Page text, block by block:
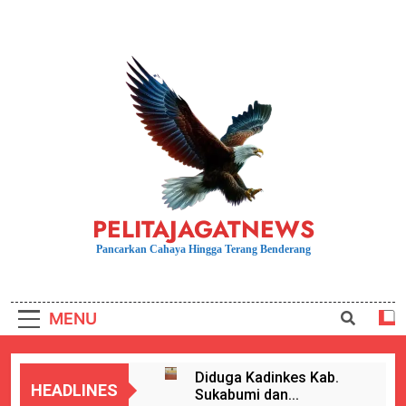
PELITAJAGATNEWS
Pancarkan Cahaya Hingga Terang Benderang
MENU
HEADLINES
Diduga Kadinkes Kab.
Sukabumi dan